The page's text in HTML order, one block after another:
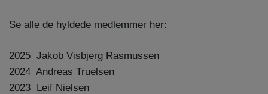
Se alle de hyldede medlemmer her:
2025 Jakob Visbjerg Rasmussen
2024 Andreas Truelsen
2023 Leif Nielsen